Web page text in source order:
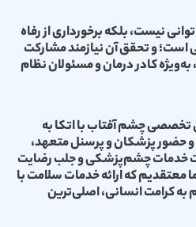
نیست، بلکه برخورداری از رفاه
است؛ و تحقق آن نیازمند مشارکت
کادر درمان و مسئولان نظام
تخصصی چشم آفتاب با اتکا به
و حضور پزشکان و پرسنل متعهد،
خدمات چشم‌پزشکی و جلب رضایت
معتقدیم که ارائه خدمات سلامت با
به کرامت انسانی، اصلی‌ترین